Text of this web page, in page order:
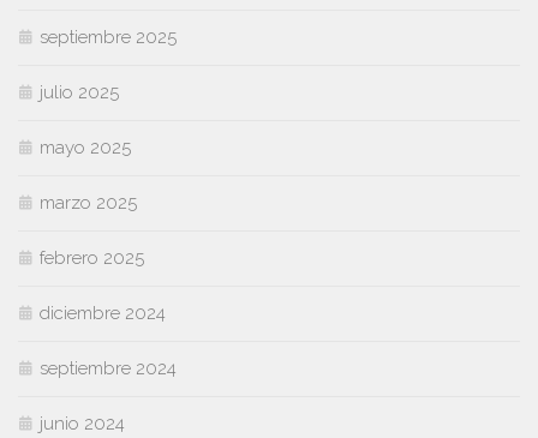
septiembre 2025
julio 2025
mayo 2025
marzo 2025
febrero 2025
diciembre 2024
septiembre 2024
junio 2024